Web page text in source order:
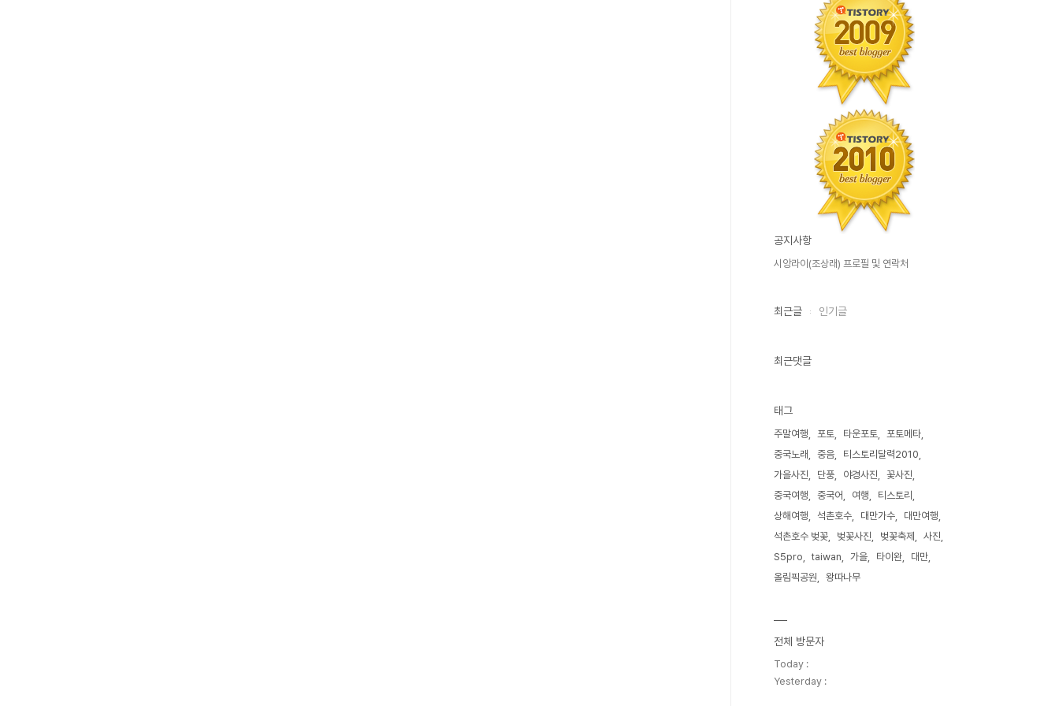
공지사항
시앙라이(조상래) 프로필 및 연락처
최근글 인기글
최근댓글
태그
주말여행 포토 타운포토
포토메타
중국노래
중음
티스토리달력2010
가을사진
단풍 야경사진
꽃사진
중국여행
중국어 여행
티스토리
상해여행
석촌호수 대만가수
대만여행
석촌호수 벚꽃
벚꽃사진 벚꽃축제
사진
S5pro
taiwan 가을 타이완
대만
올림픽공원
왕따나무
전체 방문자
Today :
Yesterday :